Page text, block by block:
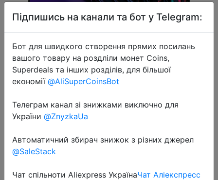
Монитор HUAWEI MateView GT
Standard Edition 34''
Підпишись на канали та бот у Telegram:
Бот для швидкого створення прямих посилань
вашого товару на роздліли монет Coins,
Superdeals та інших розділів, для більшої
економії @AliSuperCoinsBot
Телеграм канал зі знижками виключно для
України @ZnyzkaUa
Автоматичний збирач знижок з різних джерел
@SaleStack
Чат спільноти Aliexpress УкраїнаЧат Аліекспресс